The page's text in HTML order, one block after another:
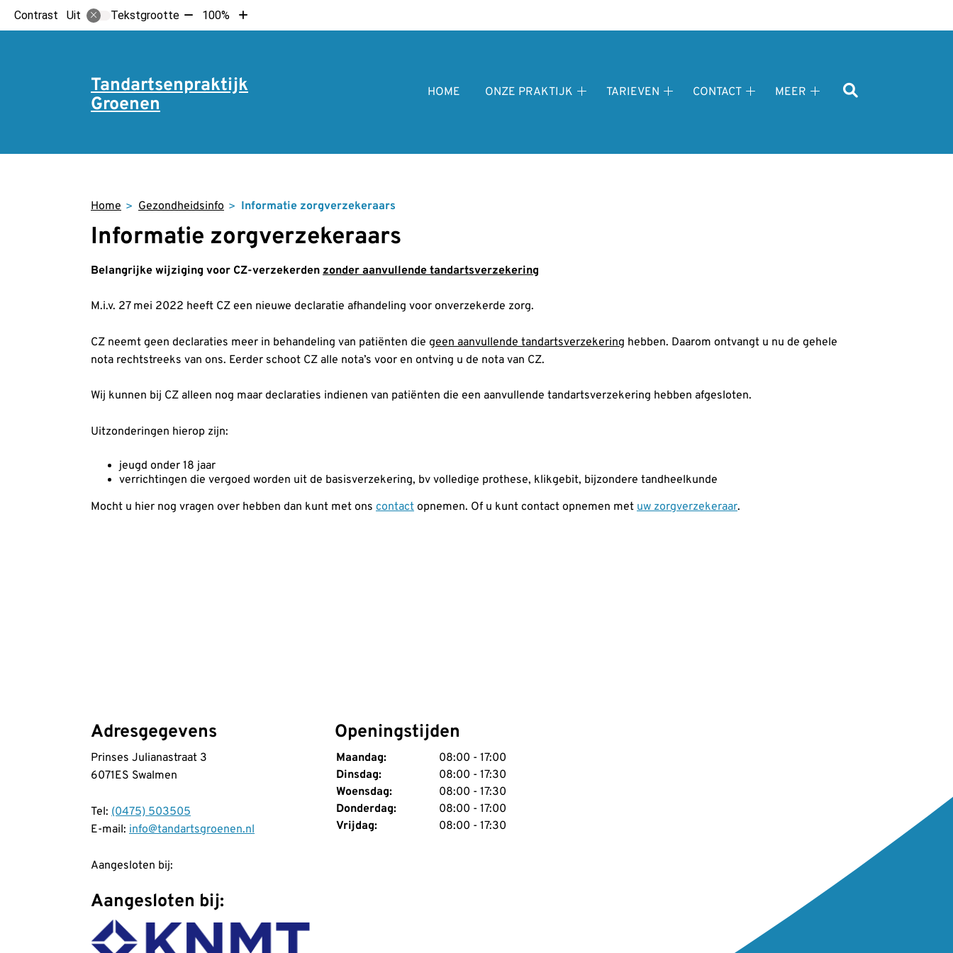
Contrast Uit Tekstgrootte Tekst
verkleinen
100%
Tekst
vergroten
Tandartsenpraktijk
Groenen
HOME
ONZE PRAKTIJK
TARIEVEN
CONTACT
MEER
Home Gezondheidsinfo Informatie zorgverzekeraars
Informatie zorgverzekeraars
Belangrijke wijziging voor CZ-verzekerden zonder aanvullende tandartsverzekering
M.i.v. 27 mei 2022 heeft CZ een nieuwe declaratie afhandeling voor onverzekerde zorg.
CZ neemt geen declaraties meer in behandeling van patiënten die geen aanvullende tandartsverzekering hebben. Daarom ontvangt u nu de gehele
nota rechtstreeks van ons. Eerder schoot CZ alle nota’s voor en ontving u de nota van CZ.
Wij kunnen bij CZ alleen nog maar declaraties indienen van patiënten die een aanvullende tandartsverzekering hebben afgesloten.
Uitzonderingen hierop zijn:
jeugd onder 18 jaar
verrichtingen die vergoed worden uit de basisverzekering, bv volledige prothese, klikgebit, bijzondere tandheelkunde
Mocht u hier nog vragen over hebben dan kunt met ons contact opnemen. Of u kunt contact opnemen met uw zorgverzekeraar.
Adresgegevens
Prinses Julianastraat 3
6071ES Swalmen
Tel: (0475) 503505
E-mail: info@tandartsgroenen.nl
Aangesloten bij:
Aangesloten bij:
Openingstijden
Maandag:
08:00 - 17:00
Dinsdag:
08:00 - 17:30
Woensdag:
08:00 - 17:30
Donderdag:
08:00 - 17:00
Vrijdag:
08:00 - 17:30